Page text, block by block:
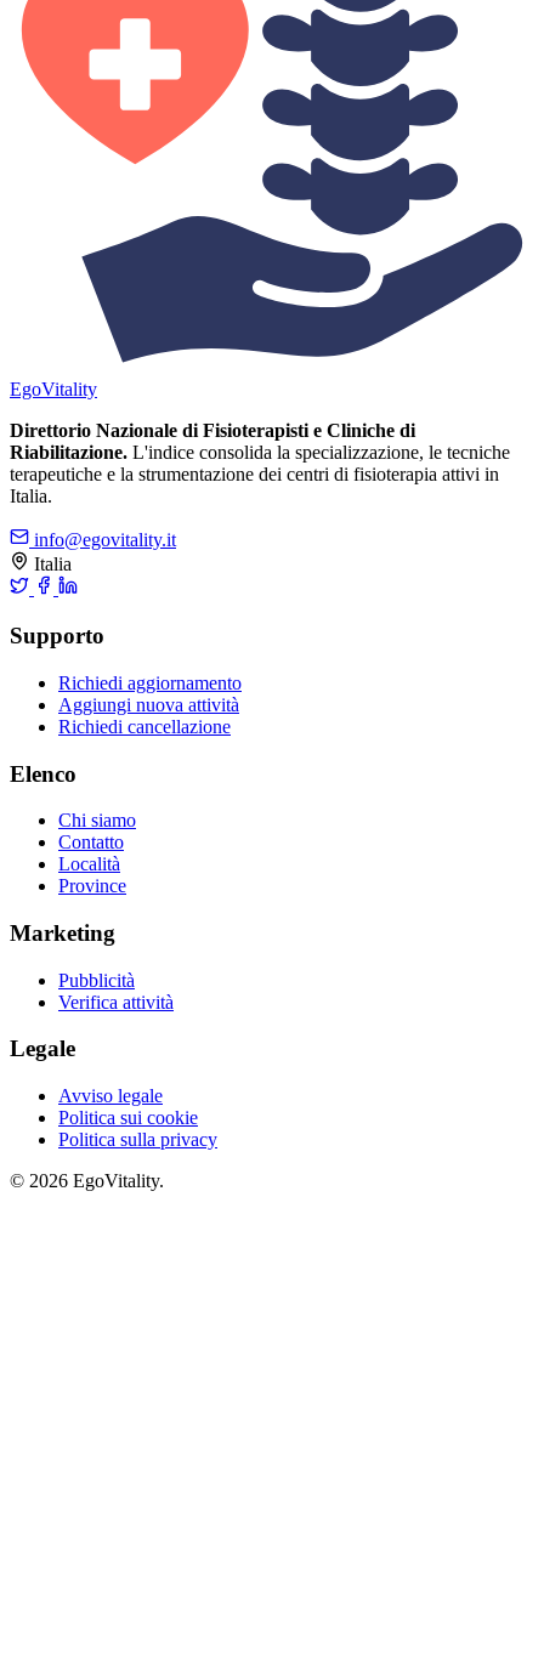
EgoVitality
Direttorio Nazionale di Fisioterapisti e Cliniche di
Riabilitazione. L'indice consolida la specializzazione, le tecniche
terapeutiche e la strumentazione dei centri di fisioterapia attivi in
Italia.
info@egovitality.it
Italia
Supporto
Richiedi aggiornamento
Aggiungi nuova attività
Richiedi cancellazione
Elenco
Chi siamo
Contatto
Località
Province
Marketing
Pubblicità
Verifica attività
Legale
Avviso legale
Politica sui cookie
Politica sulla privacy
© 2026 EgoVitality.